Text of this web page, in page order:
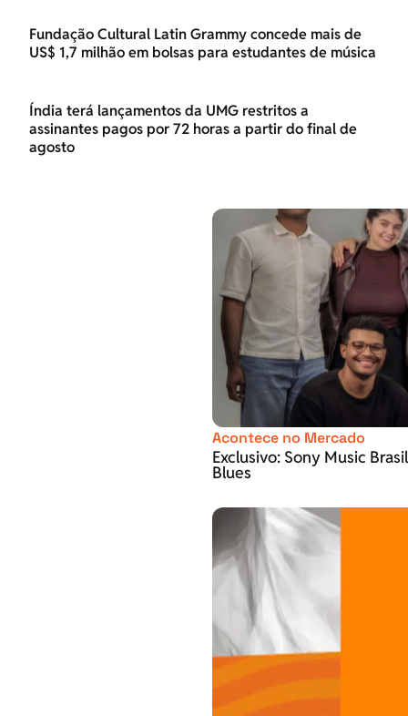
Fundação Cultural Latin Grammy concede mais de
US$ 1,7 milhão em bolsas para estudantes de música
Índia terá lançamentos da UMG restritos a
assinantes pagos por 72 horas a partir do final de
agosto
Acontece no Mercado
Exclusivo: Sony Music
Blues